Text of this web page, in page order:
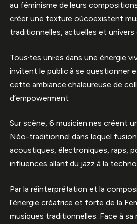
au féminisme de leurs
créer une texture oùcoexistent
traditionnelles, actuelles et univers
Tous·tes uni·es dans une énergie
invitent le public à se questionner
cette ambiance chaleureuse de
d’empowerment.
Sur scène, 6 musicien·nes créent
Néo-traditionnel dans lequel
acoustiques, électroniques, raps,
influences allant du jazz à la techno.
Par la réinterprétation et la
l’énergie créatrice et forte de la
musiques traditionnelles. Face à